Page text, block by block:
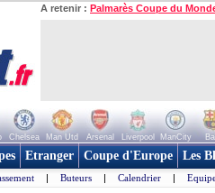
A retenir : Palmarès Coupe du
Chelsea Man Utd Arsenal Liverpool ManCity
Etranger Coupe d'Europe Les
| Buteurs | Calendrier |